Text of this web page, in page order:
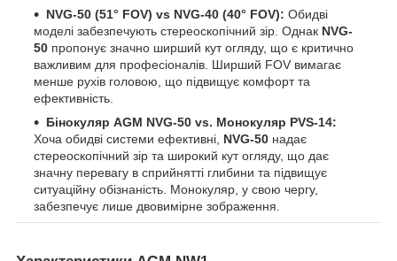
NVG-50 (51° FOV) vs NVG-40 (40° FOV): Обидві
моделі забезпечують стереоскопічний зір. Однак NVG-
50 пропонує значно ширший кут огляду, що є критично
важливим для професіоналів. Ширший FOV вимагає
менше рухів головою, що підвищує комфорт та
ефективність.
Бінокуляр AGM NVG-50 vs. Монокуляр PVS-14:
Хоча обидві системи ефективні, NVG-50 надає
стереоскопічний зір та широкий кут огляду, що дає
значну перевагу в сприйнятті глибини та підвищує
ситуаційну обізнаність. Монокуляр, у свою чергу,
забезпечує лише двовимірне зображення.